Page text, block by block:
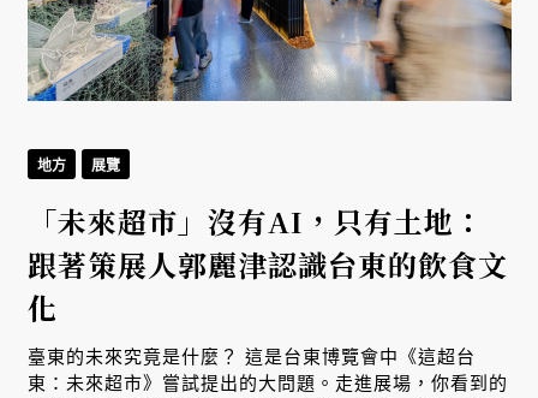
地方 展覽
「未來超市」沒有AI，只有土地：
跟著策展人郭麗津認識台東的飲食文
化
臺東的未來究竟是什麼？ 這是台東博覽會中《這超台
東：未來超市》嘗試提出的大問題。走進展場，你看到的